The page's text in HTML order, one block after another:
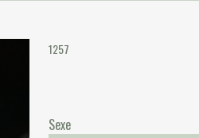
1257
Sexe